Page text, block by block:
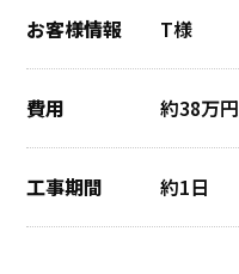
お客様情報 T様
費用 約38万円
工事期間 約1日